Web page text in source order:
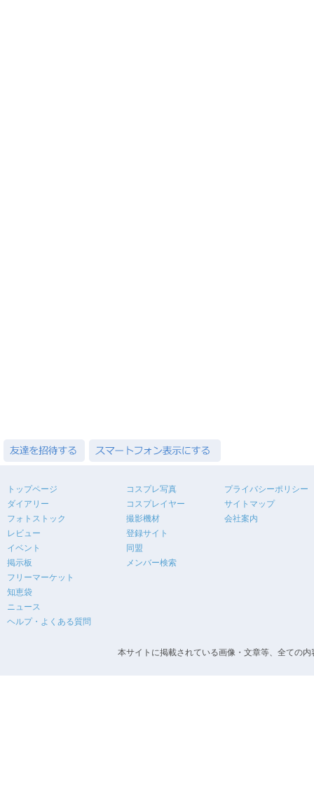
トップページ
ダイアリー
フォトストック
レビュー
イベント
掲示板
フリーマーケット
知恵袋
ニュース
ヘルプ・よくある質問
コスプレ写真
コスプレイヤー
撮影機材
登録サイト
同盟
メンバー検索
プライバシーポリシー
サイトマップ
会社案内
本サイトに掲載されている画像・文章等、全ての